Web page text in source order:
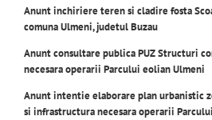
Anunt inchiriere teren si cladire fosta
comuna Ulmeni, judetul Buzau
Anunt consultare publica PUZ Structuri
necesara operarii Parcului eolian Ulmeni
Anunt intentie elaborare plan urbanistic
si infrastructura necesara operarii